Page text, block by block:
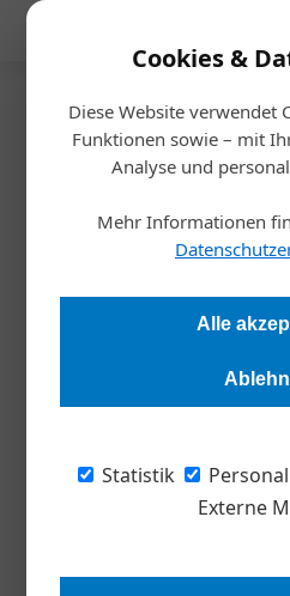
Cookies &
Diese Website verwendet
Funktionen sowie – mit
Analyse und
Mehr Informationen
Alle
Statistik
Externe
Startseite/
Redaktion
Peter Giffinger ist CEO Austria
übernehmen, erklärt er im
Sie engagieren sich,
Präsident der